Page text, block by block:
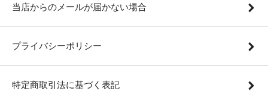
当店からのメールが届かない場合
プライバシーポリシー
特定商取引法に基づく表記